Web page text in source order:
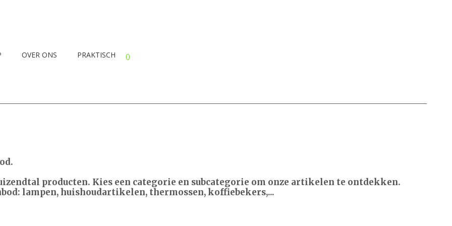
OVER ONS PRAKTISCH 0
producten. Kies een categorie en subcategorie om onze artikelen te ontdekken.
lampen, huishoudartikelen, thermossen, koffiebekers,...